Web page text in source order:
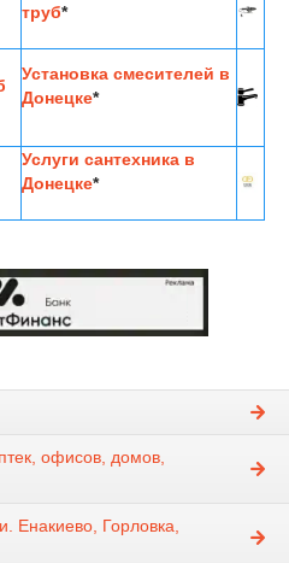
труб*
Установка смесителей в
Донецке*
Услуги сантехника в
Донецке*
офисов, домов,
Енакиево, Горловка,